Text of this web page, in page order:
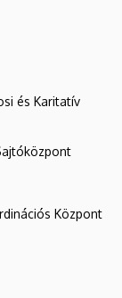
és Karitatív
Központ